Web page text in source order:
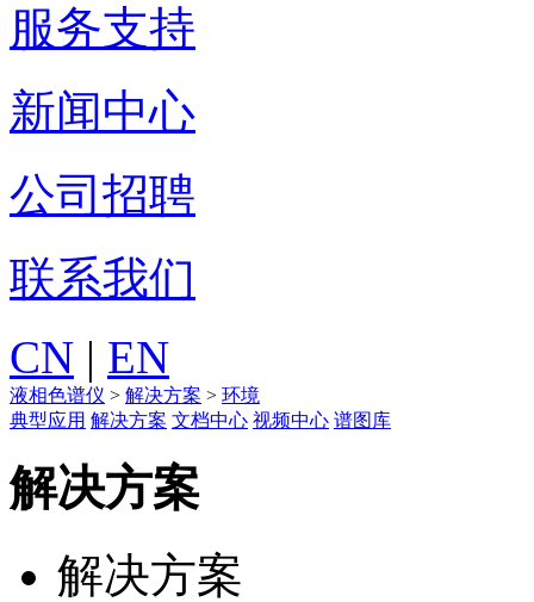
服务支持
新闻中心
公司招聘
联系我们
CN | EN
液相色谱仪 > 解决方案 > 环境
典型应用 解决方案 文档中心 视频中心 谱图库
解决方案
解决方案